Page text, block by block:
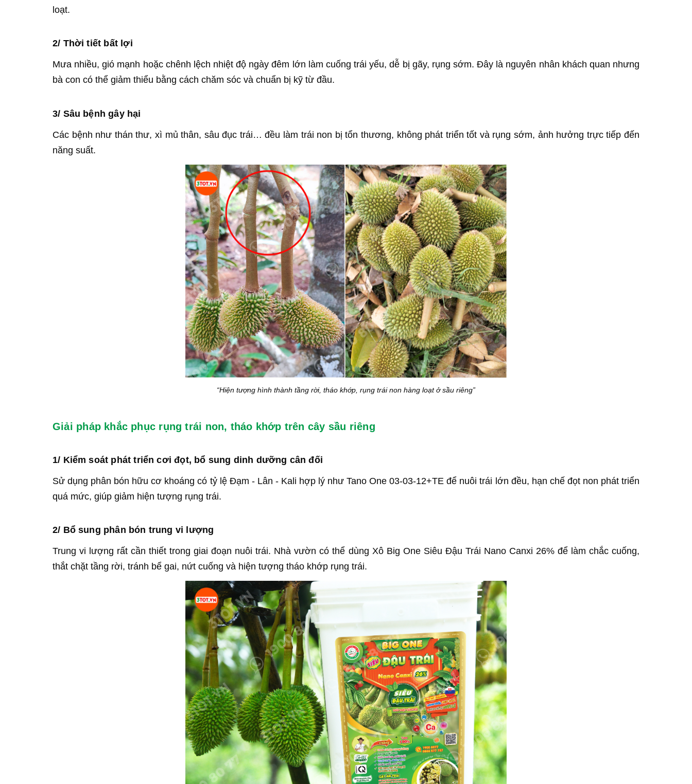
loạt.
2/ Thời tiết bất lợi
Mưa nhiều, gió mạnh hoặc chênh lệch nhiệt độ ngày đêm lớn làm cuống trái yếu, dễ bị gãy, rụng sớm. Đây là nguyên nhân khách quan nhưng
bà con có thể giảm thiểu bằng cách chăm sóc và chuẩn bị kỹ từ đầu.
3/ Sâu bệnh gây hại
Các bệnh như thán thư, xì mủ thân, sâu đục trái… đều làm trái non bị tổn thương, không phát triển tốt và rụng sớm, ảnh hưởng trực tiếp đến
năng suất.
“Hiện tượng hình thành tầng rời, tháo khớp, rụng trái non hàng loạt ở sầu riêng”
Giải pháp khắc phục rụng trái non, tháo khớp trên cây sầu riêng
1/ Kiểm soát phát triển cơi đọt, bổ sung dinh dưỡng cân đối
Sử dụng phân bón hữu cơ khoáng có tỷ lệ Đạm - Lân - Kali hợp lý như Tano One 03-03-12+TE để nuôi trái lớn đều, hạn chế đọt non phát triển
quá mức, giúp giảm hiện tượng rụng trái.
2/ Bổ sung phân bón trung vi lượng
Trung vi lượng rất cần thiết trong giai đoạn nuôi trái. Nhà vườn có thể dùng Xô Big One Siêu Đậu Trái Nano Canxi 26% để làm chắc cuống,
thắt chặt tầng rời, tránh bể gai, nứt cuống và hiện tượng tháo khớp rụng trái.